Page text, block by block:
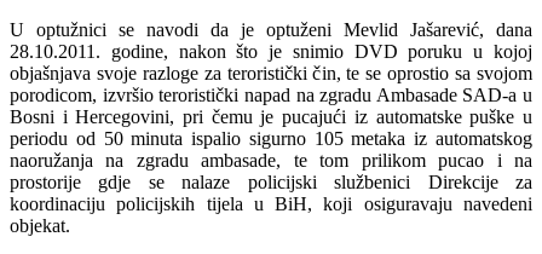
U optužnici se navodi da je optuženi Mevlid Jašarević, dana
28.10.2011. godine, nakon što je snimio DVD poruku u kojoj
objašnjava svoje razloge za teroristički čin, te se oprostio sa svojom
porodicom, izvršio teroristički napad na zgradu Ambasade SAD-a u
Bosni i Hercegovini, pri čemu je pucajući iz automatske puške u
periodu od 50 minuta ispalio sigurno 105 metaka iz automatskog
naoružanja na zgradu ambasade, te tom prilikom pucao i na
prostorije gdje se nalaze policijski službenici Direkcije za
koordinaciju policijskih tijela u BiH, koji osiguravaju navedeni
objekat.